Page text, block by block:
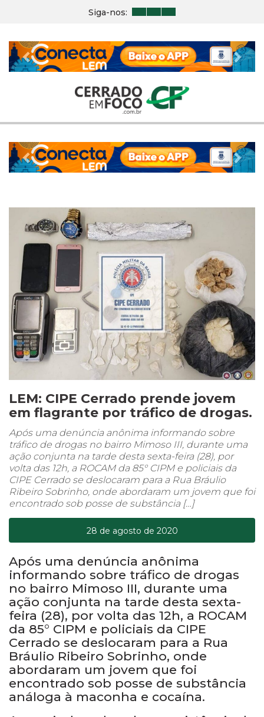
Siga-nos:
Previous Next
Previous Next
LEM: CIPE Cerrado prende jovem
em flagrante por tráfico de drogas.
Após uma denúncia anônima informando sobre
tráfico de drogas no bairro Mimoso III, durante uma
ação conjunta na tarde desta sexta-feira (28), por
volta das 12h, a ROCAM da 85° CIPM e policiais da
CIPE Cerrado se deslocaram para a Rua Bráulio
Ribeiro Sobrinho, onde abordaram um jovem que foi
encontrado sob posse de substância […]
28 de agosto de 2020
Após uma denúncia anônima
informando sobre tráfico de drogas
no bairro Mimoso III, durante uma
ação conjunta na tarde desta sexta-
feira (28), por volta das 12h, a ROCAM
da 85° CIPM e policiais da CIPE
Cerrado se deslocaram para a Rua
Bráulio Ribeiro Sobrinho, onde
abordaram um jovem que foi
encontrado sob posse de substância
análoga à maconha e cocaína.